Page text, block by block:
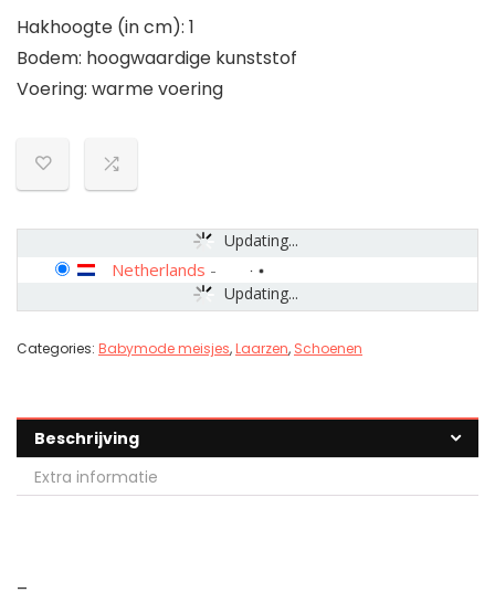
Hakhoogte (in cm): 1
Bodem: hoogwaardige kunststof
Voering: warme voering
Updating...
Updating...
Netherlands -
Categories: Babymode meisjes,Laarzen, Schoenen
Beschrijving
Extra informatie
–